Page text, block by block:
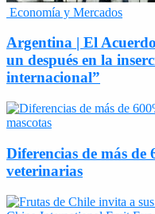
Economía y Mercados
Argentina | El
un después en la
internacional”
mascotas
Diferencias de más de
veterinarias